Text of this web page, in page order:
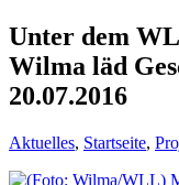
Unter dem
Wilma läd
20.07.2016
Aktuelles, Startseite,